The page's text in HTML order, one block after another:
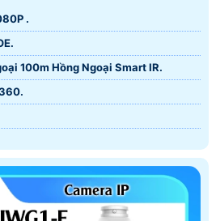
.
100m Hồng Ngoại Smart IR.